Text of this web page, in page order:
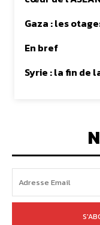
Gaza : les
En bref
Syrie : la fin de